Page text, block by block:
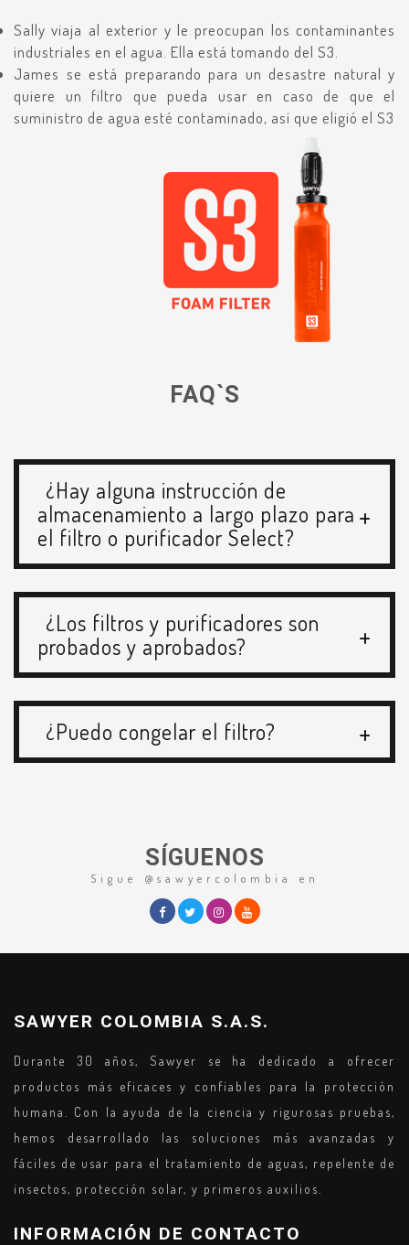
Sally viaja al exterior y le preocupan los contaminantes
industriales en el agua. Ella está tomando del S3.
James se está preparando para un desastre natural y
quiere un filtro que pueda usar en caso de que el
suministro de agua esté contaminado, así que eligió el S3
FAQ`S
¿Hay alguna instrucción de
almacenamiento a largo plazo para
el filtro o purificador Select?
+
¿Los filtros y purificadores son
probados y aprobados?
+
¿Puedo congelar el filtro? +
SÍGUENOS
Sigue @sawyercolombia en
SAWYER COLOMBIA S.A.S.
Durante 30 años, Sawyer se ha dedicado a ofrecer
productos más eficaces y confiables para la protección
humana. Con la ayuda de la ciencia y rigurosas pruebas,
hemos desarrollado las soluciones más avanzadas y
fáciles de usar para el tratamiento de aguas, repelente de
insectos, protección solar, y primeros auxilios.
INFORMACIÓN DE CONTACTO